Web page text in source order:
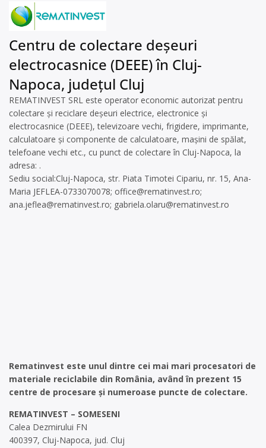
Centru de colectare deșeuri
electrocasnice (DEEE) în Cluj-
Napoca, județul Cluj
REMATINVEST SRL este operator economic autorizat pentru
colectare și reciclare deșeuri electrice, electronice și
electrocasnice (DEEE), televizoare vechi, frigidere, imprimante,
calculatoare și componente de calculatoare, mașini de spălat,
telefoane vechi etc., cu punct de colectare în Cluj-Napoca, la
adresa: .
Sediu social:Cluj-Napoca, str. Piata Timotei Cipariu, nr. 15, Ana-
Maria JEFLEA-0733070078; office@rematinvest.ro;
ana.jeflea@rematinvest.ro; gabriela.olaru@rematinvest.ro
Rematinvest este unul dintre cei mai mari procesatori de
materiale reciclabile din România, având în prezent 15
centre de procesare și numeroase puncte de colectare.
REMATINVEST – SOMESENI
Calea Dezmirului FN
400397, Cluj-Napoca, jud. Cluj